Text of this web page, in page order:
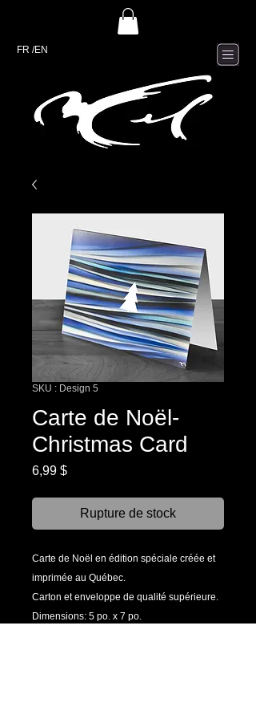
FR /EN
SKU : Design 5
Carte de Noël-
Christmas Card
6,99 $Prix
Rupture de stock
Carte de Noël en édition spéciale créée et
imprimée au Québec.
Carton et enveloppe de qualité supérieure.
Dimensions: 5 po. x 7 po.